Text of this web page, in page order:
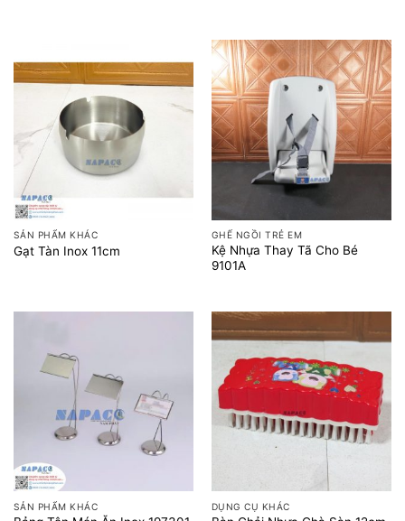
SẢN PHẨM KHÁC
Gạt Tàn Inox 11cm
GHẾ NGỒI TRẺ EM
Kệ Nhựa Thay Tã Cho Bé
9101A
SẢN PHẨM KHÁC DỤNG CỤ KHÁC